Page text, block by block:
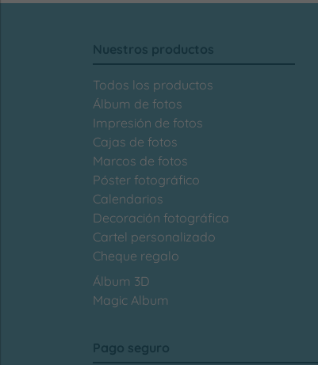
Nuestros productos
Todos los productos
Álbum de fotos
Impresión de fotos
Cajas de fotos
Marcos de fotos
Póster fotográfico
Calendarios
Decoración fotográfica
Cartel personalizado
Cheque regalo
Álbum 3D
Magic Album
Pago seguro